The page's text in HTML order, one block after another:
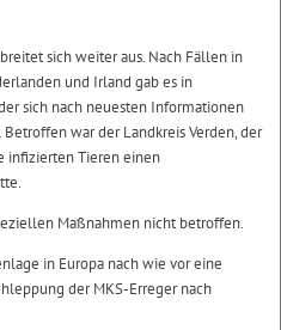
sich weiter aus. Nach Fällen in
und Irland gab es in
sich nach neuesten Informationen
war der Landkreis Verden, der
infizierten Tieren einen
Maßnahmen nicht betroffen.
in Europa nach wie vor eine
der MKS-Erreger nach